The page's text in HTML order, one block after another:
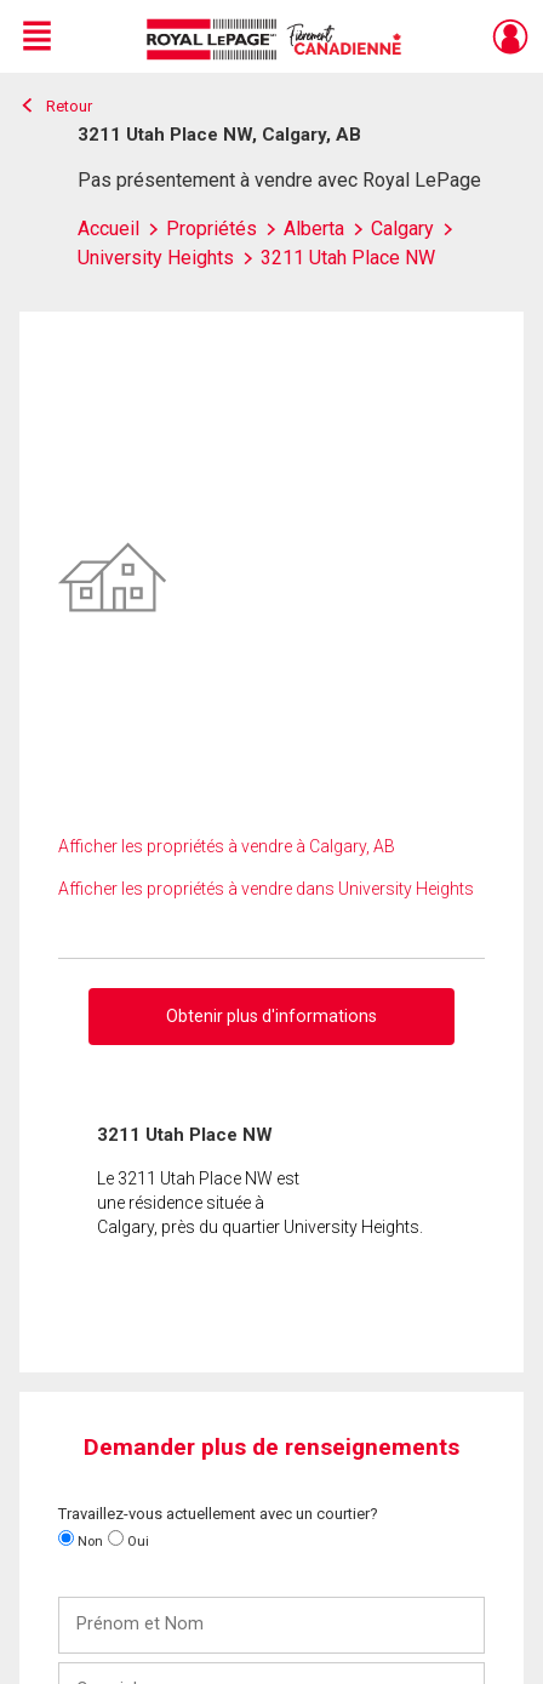
Live
En Direct
Menu
Retour
3211 Utah Place NW, Calgary, AB
Pas présentement à vendre avec Royal LePage
Accueil Propriétés Alberta
Calgary
University Heights
3211 Utah Place NW
Afficher les propriétés à vendre à Calgary, AB
Afficher les propriétés à vendre dans University Heights
Obtenir plus d'informations
3211 Utah Place NW
Le 3211 Utah Place NW est
une résidence située à
Calgary, près du quartier University Heights.
Demander plus de renseignements
Travaillez-vous actuellement avec un courtier?
Non Oui
Nom